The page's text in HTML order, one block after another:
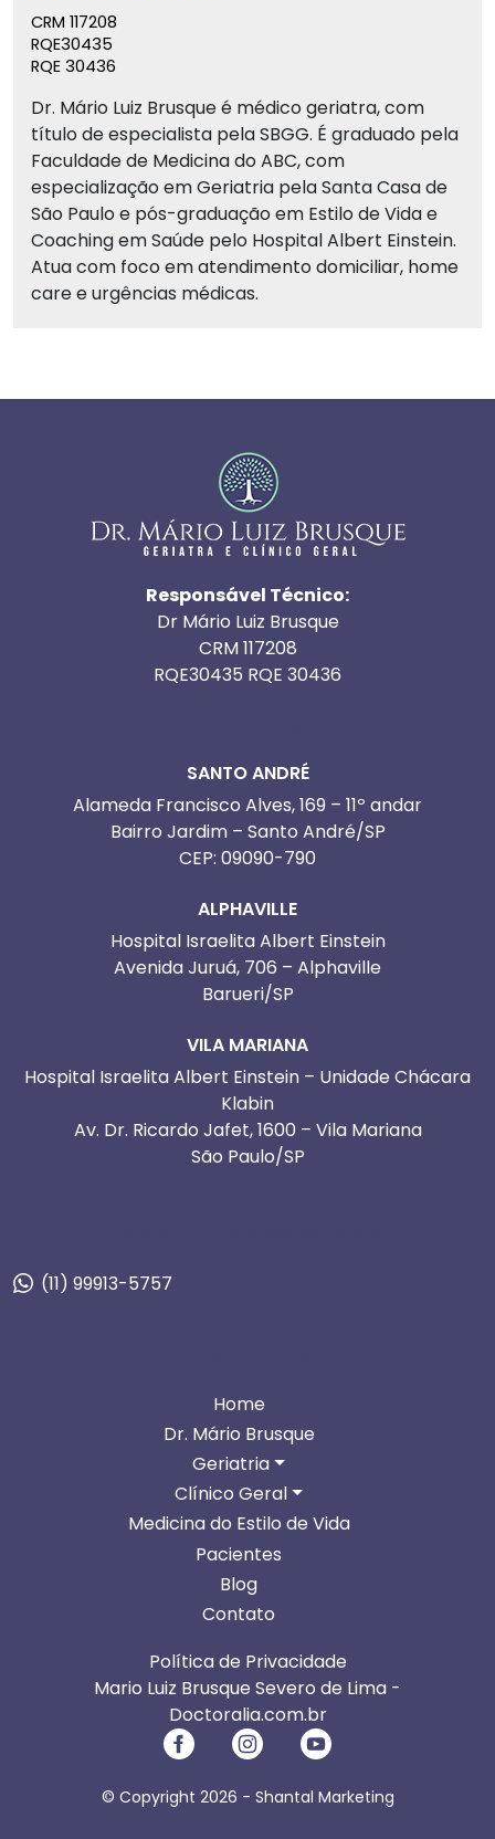
CRM 117208
RQE30435
RQE 30436
Dr. Mário Luiz Brusque é médico geriatra, com
título de especialista pela SBGG. É graduado pela
Faculdade de Medicina do ABC, com
especialização em Geriatria pela Santa Casa de
São Paulo e pós-graduação em Estilo de Vida e
Coaching em Saúde pelo Hospital Albert Einstein.
Atua com foco em atendimento domiciliar, home
care e urgências médicas.
Responsável Técnico:
Dr Mário Luiz Brusque
CRM 117208
RQE30435 RQE 30436
SANTO ANDRÉ
Alameda Francisco Alves, 169 – 11º andar
Bairro Jardim – Santo André/SP
CEP: 09090-790
ALPHAVILLE
Hospital Israelita Albert Einstein
Avenida Juruá, 706 – Alphaville
Barueri/SP
VILA MARIANA
Hospital Israelita Albert Einstein – Unidade Chácara
Klabin
Av. Dr. Ricardo Jafet, 1600 – Vila Mariana
São Paulo/SP
(11) 99913-5757
Home
Dr. Mário Brusque
Geriatria
Clínico Geral
Medicina do Estilo de Vida
Pacientes
Blog
Contato
Política de Privacidade
Mario Luiz Brusque Severo de Lima -
Doctoralia.com.br
© Copyright 2026 - Shantal Marketing